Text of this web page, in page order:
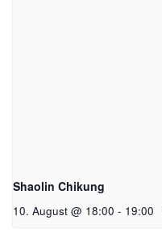
Shaolin Chikung
10. August @ 18:00 - 19:00